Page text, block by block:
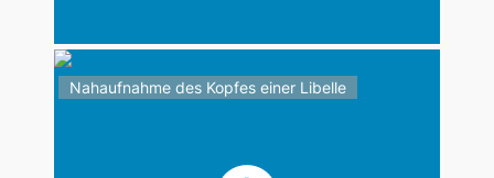
Nahaufnahme des Kopfes einer Libelle